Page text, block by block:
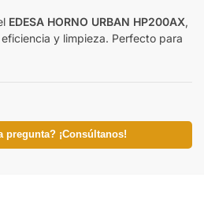
EDESA HORNO URBAN HP200AX,
y limpieza. Perfecto para
pregunta? ¡Consúltanos!